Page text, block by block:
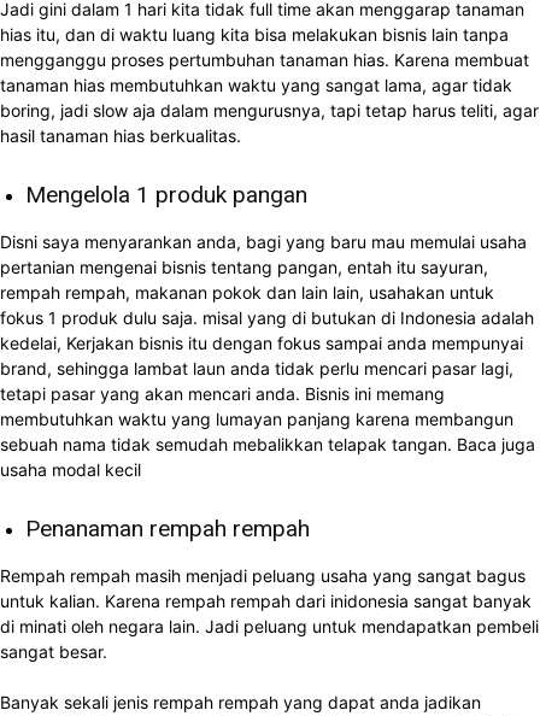
Jadi gini dalam 1 hari kita tidak full time akan menggarap tanaman
hias itu, dan di waktu luang kita bisa melakukan bisnis lain tanpa
mengganggu proses pertumbuhan tanaman hias. Karena membuat
tanaman hias membutuhkan waktu yang sangat lama, agar tidak
boring, jadi slow aja dalam mengurusnya, tapi tetap harus teliti, agar
hasil tanaman hias berkualitas.
Mengelola 1 produk pangan
Disni saya menyarankan anda, bagi yang baru mau memulai usaha
pertanian mengenai bisnis tentang pangan, entah itu sayuran,
rempah rempah, makanan pokok dan lain lain, usahakan untuk
fokus 1 produk dulu saja. misal yang di butukan di Indonesia adalah
kedelai, Kerjakan bisnis itu dengan fokus sampai anda mempunyai
brand, sehingga lambat laun anda tidak perlu mencari pasar lagi,
tetapi pasar yang akan mencari anda. Bisnis ini memang
membutuhkan waktu yang lumayan panjang karena membangun
sebuah nama tidak semudah mebalikkan telapak tangan. Baca juga
usaha modal kecil
Penanaman rempah rempah
Rempah rempah masih menjadi peluang usaha yang sangat bagus
untuk kalian. Karena rempah rempah dari inidonesia sangat banyak
di minati oleh negara lain. Jadi peluang untuk mendapatkan pembeli
sangat besar.
Banyak sekali jenis rempah rempah yang dapat anda jadikan